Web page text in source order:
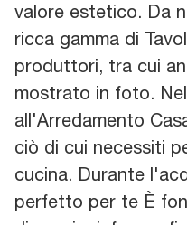
valore estetico. Da
ricca gamma di
produttori, tra cui
mostrato in foto.
all'Arredamento
ciò di cui necessiti
cucina. Durante
perfetto per te È